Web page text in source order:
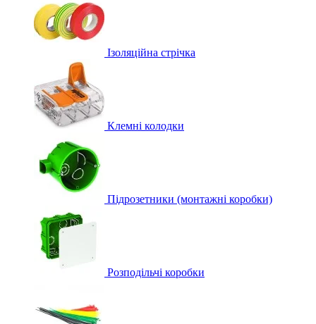
Ізоляційна стрічка
Клемні колодки
Підрозетники (монтажні коробки)
Розподільчі коробки